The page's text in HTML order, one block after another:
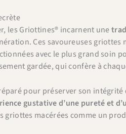
les Griottines® incarnent une
Ces savoureuses
avec le plus grand
gardée, qui confère à
pour préserver son
gustative d’une pureté et
griottes macérées comme un